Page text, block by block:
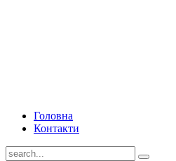
Головна
Контакти